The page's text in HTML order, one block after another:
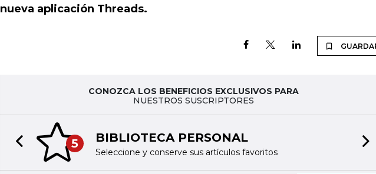
nueva aplicación Threads.
CONOZCA LOS BENEFICIOS EXCLUSIVOS PARA
NUESTROS SUSCRIPTORES
5 BIBLIOTECA PERSONAL
Seleccione y conserve sus artículos favoritos
Previous slide